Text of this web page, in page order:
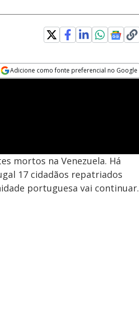
Adicione como fonte preferencial no Google
mortos na Venezuela. Há
17 cidadãos repatriados
portuguesa vai continuar.